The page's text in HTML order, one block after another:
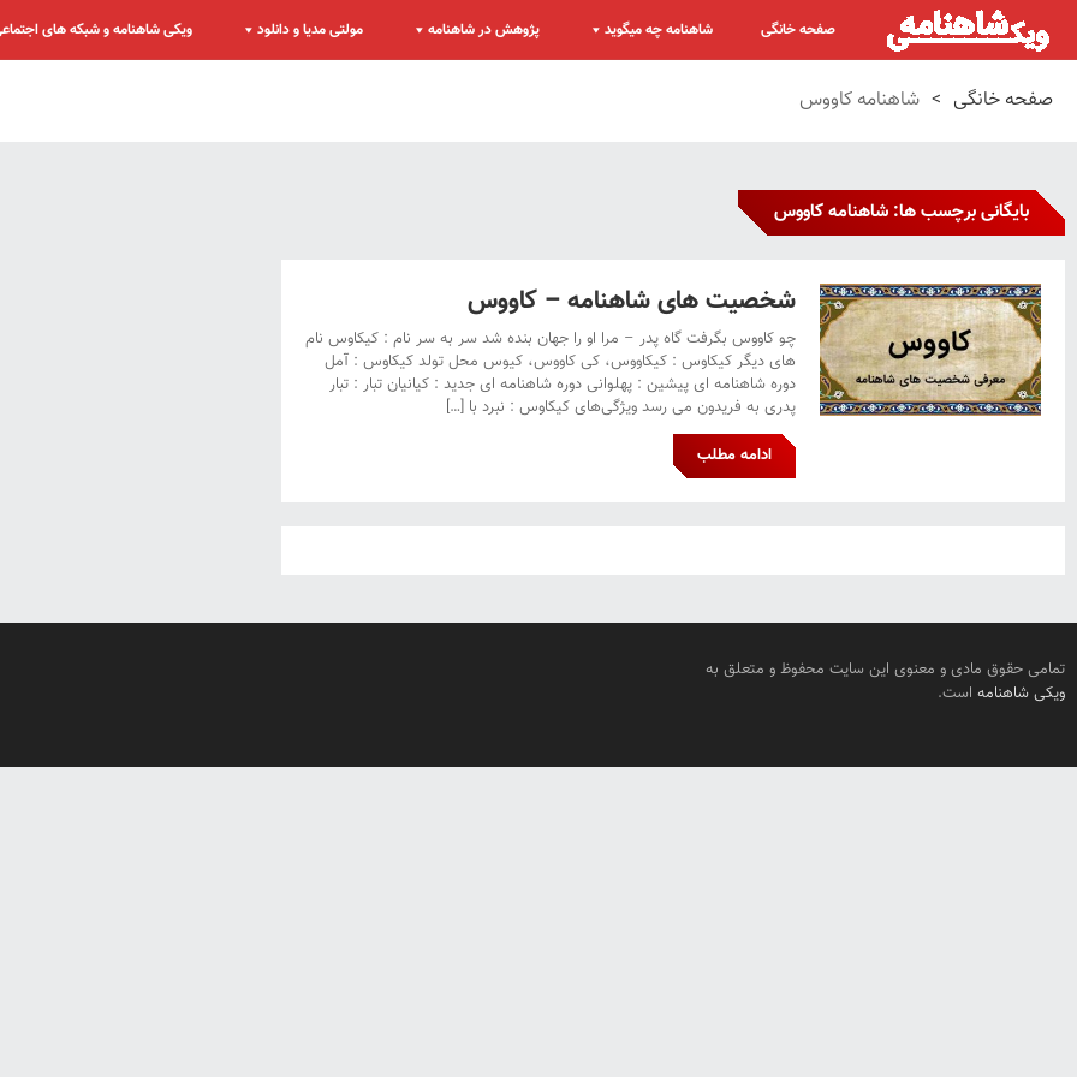
صفحه خانگی شاهنامه چه میگوید پژوهش در شاهنامه مولتی مدیا و دانلود ویکی شاهنامه و شبکه های
صفحه خانگی > شاهنامه کاووس
بایگانی برچسب ها: شاهنامه کاووس
شخصیت های شاهنامه – کاووس
چو کاووس بگرفت گاه پدر – مرا او را جهان بنده شد سر به سر نام : کیکاوس نام
های دیگر کیکاوس : کیکاووس، کی کاووس، کیوس محل تولد کیکاوس : آمل
دوره شاهنامه ای پیشین : پهلوانی دوره شاهنامه ای جدید : کیانیان تبار : تبار
پدری به فریدون می رسد ویژگی‌های کیکاوس : نبرد با […]
ادامه مطلب
تمامی حقوق مادی و معنوی این سایت محفوظ و متعلق به
ویکی شاهنامه است.